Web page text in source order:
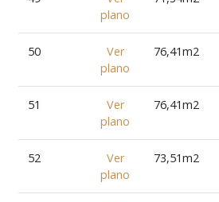
plano
50
Ver
plano
76,41m2
51
Ver
plano
76,41m2
52
Ver
plano
73,51m2